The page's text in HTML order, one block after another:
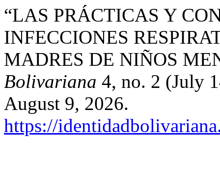
“LAS PRÁCTICAS Y
INFECCIONES
MADRES DE NIÑOS
Bolivariana 4, no. 2 (July
August 9, 2026.
https://